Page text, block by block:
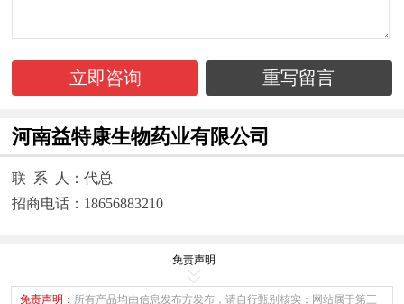
立即咨询 重写留言
河南益特康生物药业有限公司
联 系 人：代总
招商电话：18656883210
免责声明
免责声明： 所有产品均由信息发布方发布，请自行甄别核实；网站属于第三